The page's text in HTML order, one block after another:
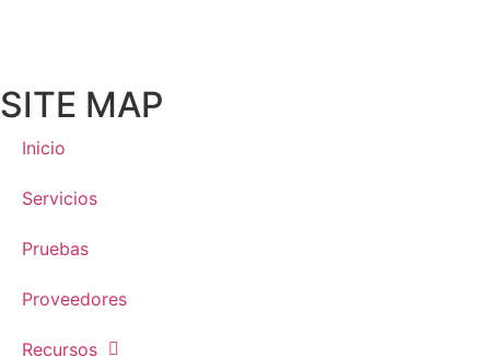
SITE MAP
Inicio
Servicios
Pruebas
Proveedores
Recursos